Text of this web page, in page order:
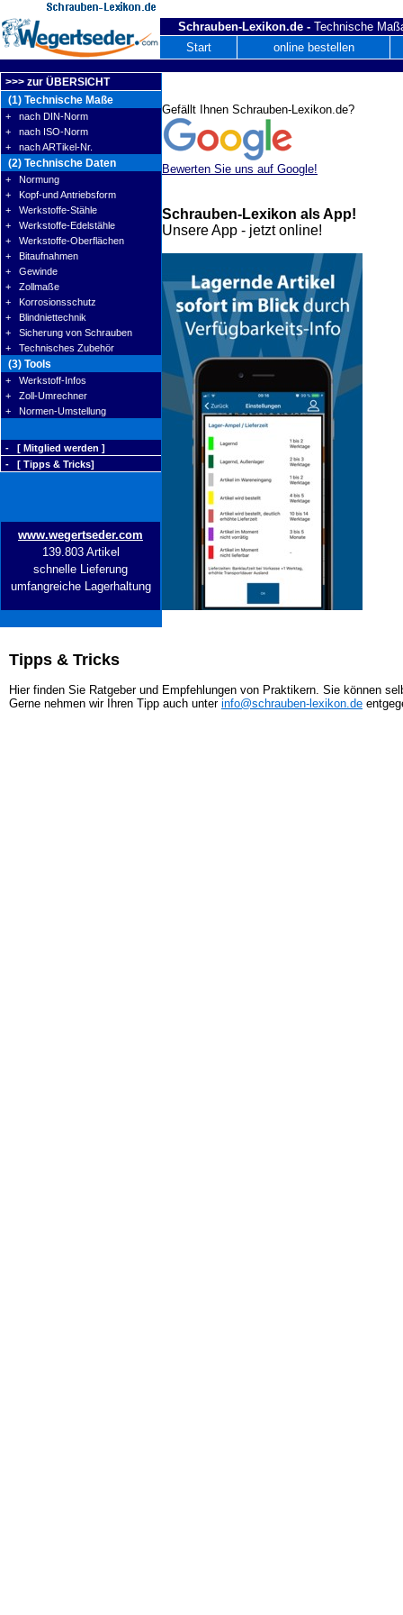
Schrauben-Lexikon.de - Technische
Start
online bestellen
>>> zur ÜBERSICHT
(1) Technische Maße
+ nach DIN-Norm
+ nach ISO-Norm
+ nach ARTikel-Nr.
(2) Technische Daten
+ Normung
+ Kopf-und Antriebsform
+ Werkstoffe-Stähle
+ Werkstoffe-Edelstähle
+ Werkstoffe-Oberflächen
+ Bitaufnahmen
+ Gewinde
+ Zollmaße
+ Korrosionsschutz
+ Blindniettechnik
+ Sicherung von Schrauben
+ Technisches Zubehör
(3) Tools
+ Werkstoff-Infos
+ Zoll-Umrechner
+ Normen-Umstellung
- [ Mitglied werden ]
- [ Tipps & Tricks]
www.wegertseder.com
139.803 Artikel
schnelle Lieferung
umfangreiche Lagerhaltung
Tipps & Tricks
Hier finden Sie Ratgeber und Empfehlungen von Praktikern. Sie können
Gerne nehmen wir Ihren Tipp auch unter info@schrauben-lexikon.de
Gefällt Ihnen Schrauben-Lexikon.de?
Bewerten Sie uns auf Google!
Schrauben-Lexikon als App!
Unsere App - jetzt online!